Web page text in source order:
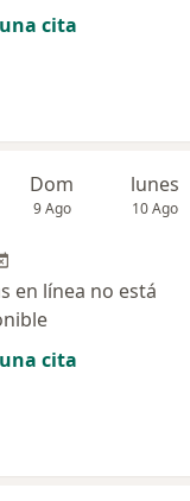
cita
Dom
9 Ago
lunes
10 Ago
en línea no está
cita